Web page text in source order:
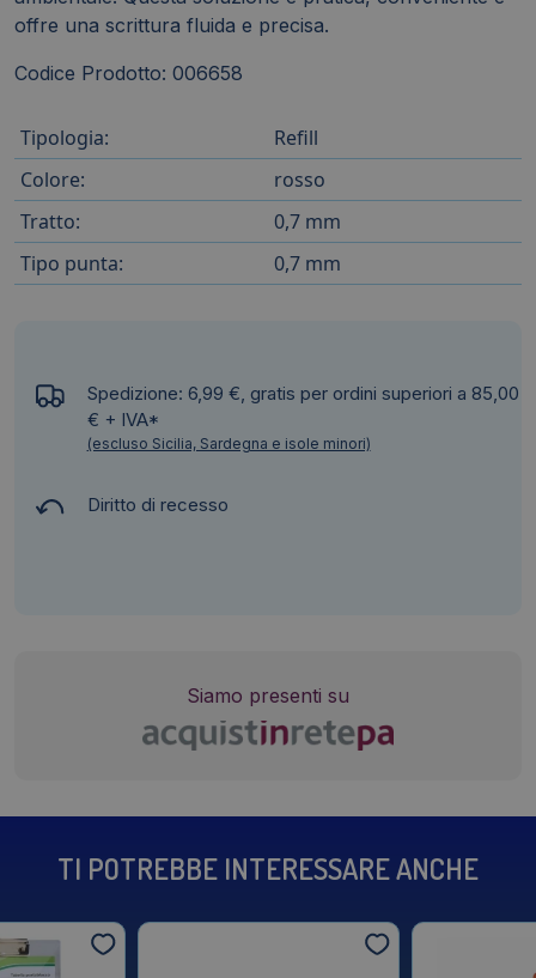
offre una scrittura fluida e precisa.
Codice Prodotto: 006658
Tipologia:
Refill
Colore:
rosso
Tratto:
0,7 mm
Tipo punta:
0,7 mm
Spedizione: 6,99 €, gratis per ordini superiori a 85,00
€ + IVA*
(escluso Sicilia, Sardegna e isole minori)
Diritto di recesso
Siamo presenti su
TI POTREBBE INTERESSARE ANCHE